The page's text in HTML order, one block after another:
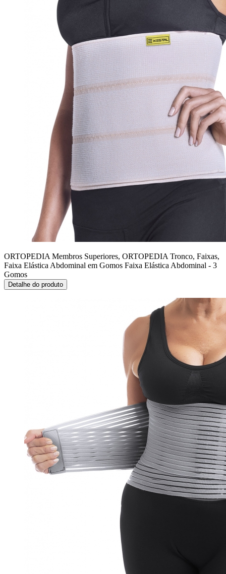
ORTOPEDIA Membros Superiores, ORTOPEDIA Tronco, Faixas,
Faixa Elástica Abdominal em Gomos Faixa Elástica Abdominal - 3
Gomos
Detalhe do produto